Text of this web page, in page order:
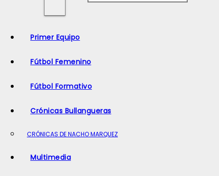
Primer Equipo
Fútbol Femenino
Fútbol Formativo
Crónicas Bullangueras
CRÓNICAS DE NACHO MARQUEZ
Multimedia